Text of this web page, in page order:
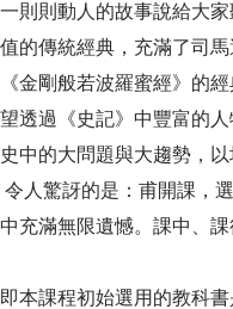
則動人的故事說給大家
傳統經典，充滿了司
金剛般若波羅蜜經》的經
過《史記》中豐富的人
的大問題與大趨勢，
驚訝的是：甫開課，
充滿無限遺憾。課中、
課程初始選用的教科